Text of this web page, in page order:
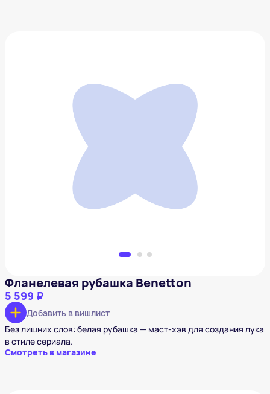
Фланелевая рубашка Benetton
Фланелевая рубашка Benetton
5 599 ₽
Добавить в вишлист
Без лишних слов: белая рубашка — маст-хэв для создания лука
в стиле сериала.
Смотреть в магазине